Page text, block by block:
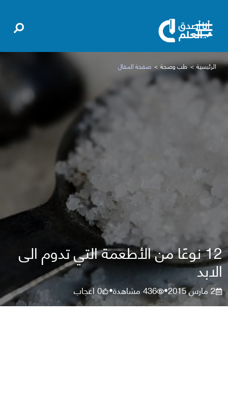
الرئيسية طب وصحة صفحة المقال
12 نوعًا من الأطعمة التي تدوم الى
الابد
2 مارس 2015 •
436مشاهدة•
0اعجاب